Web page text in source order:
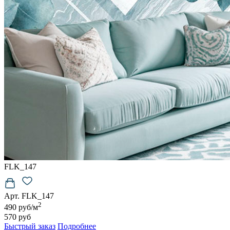
6500руб/м2
Подробнее о материалах
FLK_147
Арт. FLK_147
490 руб/м2
570 руб
Быстрый заказ Подробнее